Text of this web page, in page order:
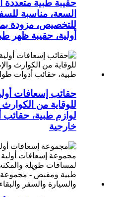
حقيبة طبية متعددة
السعة، مناسبة
للتخصيص، مزودة
أولية، حقيبة ظهر
حقائب إسعافات
للوقاية من
لوازم طبية،
خارجية